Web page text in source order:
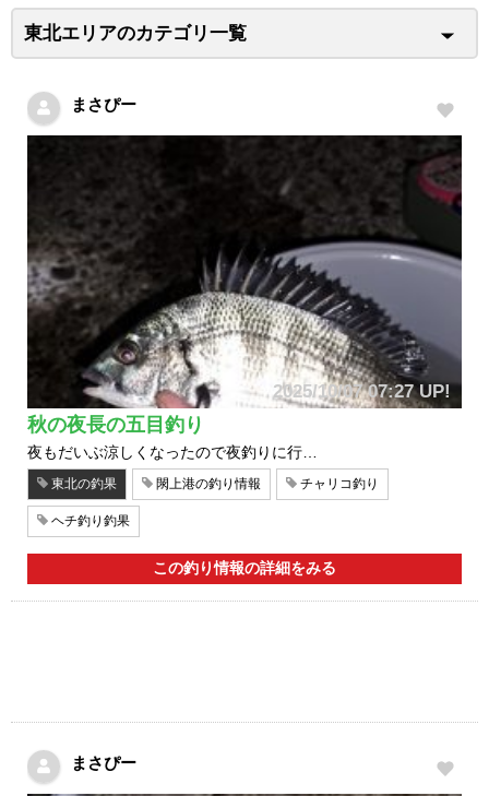
東北エリアのカテゴリ一覧
まさぴー
2025/10/07 07:27 UP!
秋の夜長の五目釣り
夜もだいぶ涼しくなったので夜釣りに行…
東北の釣果 閖上港の釣り情報 チャリコ釣り
ヘチ釣り釣果
この釣り情報の詳細をみる
まさぴー